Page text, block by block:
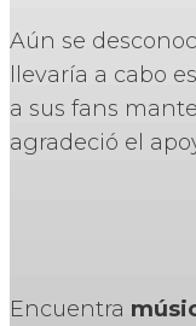
Aún se
llevaría a cabo
a sus fans
agradeció el
Encuentra